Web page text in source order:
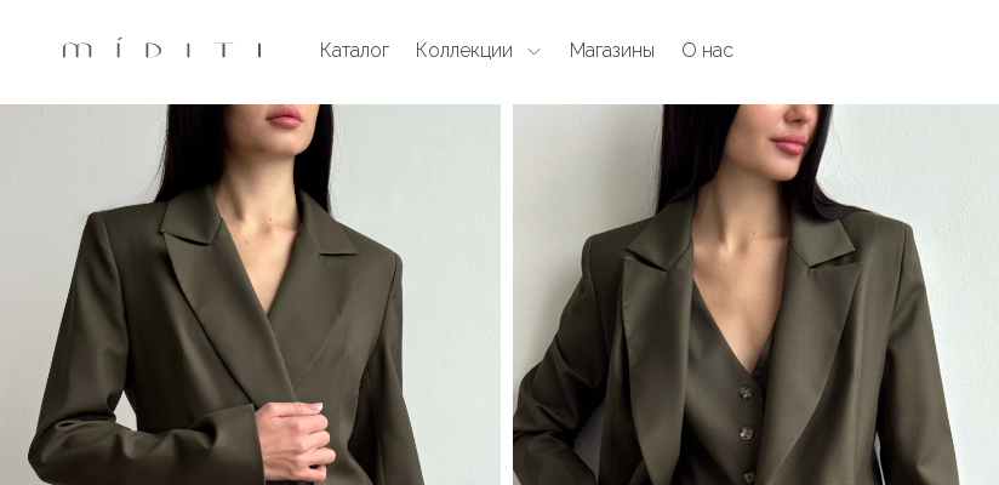
Каталог Коллекции Магазины О нас